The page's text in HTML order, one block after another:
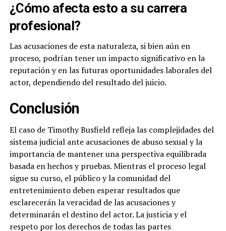
¿Cómo afecta esto a su carrera
profesional?
Las acusaciones de esta naturaleza, si bien aún en
proceso, podrían tener un impacto significativo en la
reputación y en las futuras oportunidades laborales del
actor, dependiendo del resultado del juicio.
Conclusión
El caso de Timothy Busfield refleja las complejidades del
sistema judicial ante acusaciones de abuso sexual y la
importancia de mantener una perspectiva equilibrada
basada en hechos y pruebas. Mientras el proceso legal
sigue su curso, el público y la comunidad del
entretenimiento deben esperar resultados que
esclarecerán la veracidad de las acusaciones y
determinarán el destino del actor. La justicia y el
respeto por los derechos de todas las partes